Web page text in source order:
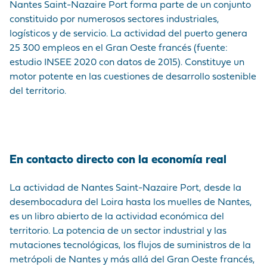
Nantes Saint-Nazaire Port forma parte de un conjunto
constituido por numerosos sectores industriales,
logísticos y de servicio. La actividad del puerto genera
25 300 empleos en el Gran Oeste francés (fuente:
estudio INSEE 2020 con datos de 2015). Constituye un
motor potente en las cuestiones de desarrollo sostenible
del territorio.
En contacto directo con la economía real
La actividad de Nantes Saint-Nazaire Port, desde la
desembocadura del Loira hasta los muelles de Nantes,
es un libro abierto de la actividad económica del
territorio. La potencia de un sector industrial y las
mutaciones tecnológicas, los flujos de suministros de la
metrópoli de Nantes y más allá del Gran Oeste francés,
ANUARIO DE LOS
PROFESIONALES
PORTUARIOS
MERCADOS
PÚBLICOS